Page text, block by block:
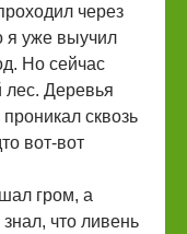
через
я уже выучил
Но сейчас
лес. Деревья
сквозь
вот-вот
гром, а
что ливень